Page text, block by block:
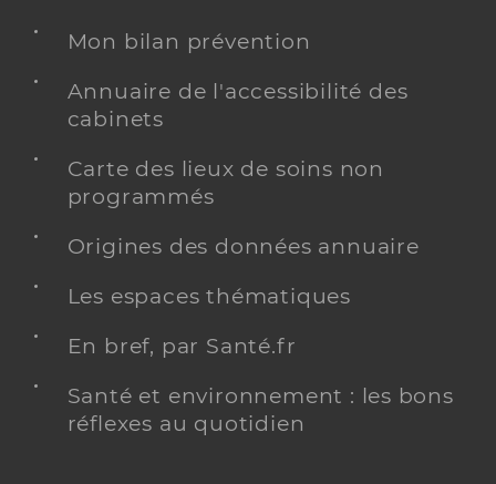
Mon bilan prévention
Annuaire de l'accessibilité des
cabinets
Carte des lieux de soins non
programmés
Origines des données annuaire
Les espaces thématiques
En bref, par Santé.fr
Santé et environnement : les bons
réflexes au quotidien